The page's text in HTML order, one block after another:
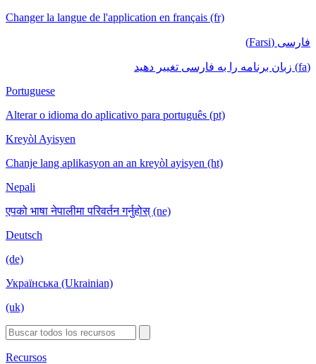
Changer la langue de l'application en français (fr)
فارسی (Farsi)
(fa) زبان برنامه را به فارسی تغییر دهید
Portuguese
Alterar o idioma do aplicativo para português (pt)
Kreyòl Ayisyen
Chanje lang aplikasyon an an kreyòl ayisyen (ht)
Nepali
एपको भाषा नेपालीमा परिवर्तन गर्नुहोस् (ne)
Deutsch
(de)
Українська (Ukrainian)
(uk)
Recursos